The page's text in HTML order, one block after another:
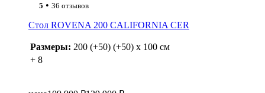
5 • 36 отзывов
Стол ROVENA 200 CALIFORNIA CER
Размеры: 200 (+50) (+50) x 100 см
+ 8